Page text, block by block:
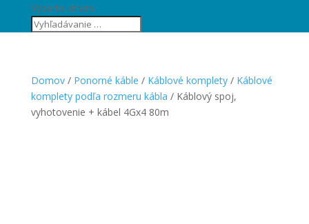
Vyberte stranu
Domov/ Ponorné káble / Káblové komplety/ Káblové
komplety podľa rozmeru kábla / Káblový spoj,
vyhotovenie + kábel 4Gx4 80m